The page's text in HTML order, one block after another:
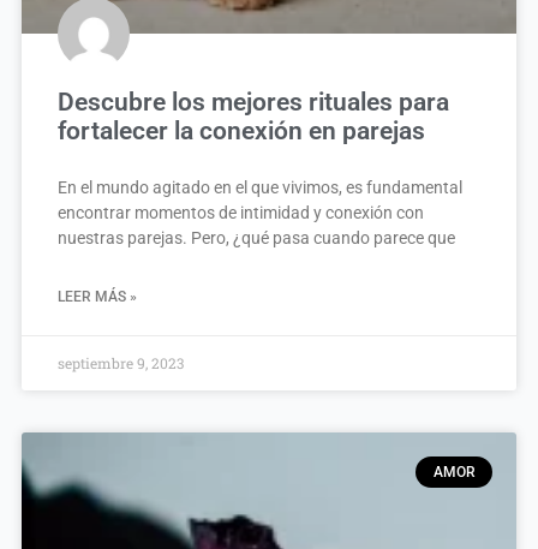
Descubre los mejores rituales para
fortalecer la conexión en parejas
En el mundo agitado en el que vivimos, es fundamental
encontrar momentos de intimidad y conexión con
nuestras parejas. Pero, ¿qué pasa cuando parece que
LEER MÁS »
septiembre 9, 2023
AMOR